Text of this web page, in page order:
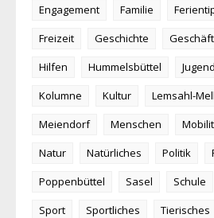
Engagement
Familie
Freizeit
Geschichte
Hilfen
Hummelsbüttel
Kolumne
Kultur
Lemsahl-
Meiendorf
Menschen
Natur
Natürliches Politik
Poppenbüttel
Sasel Schule
Sport
Sportliches Tierisches